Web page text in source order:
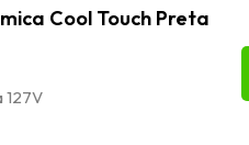
Cool Touch Preta
127V